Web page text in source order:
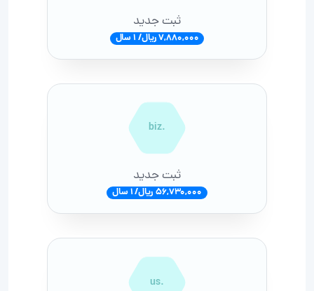
ثبت جدید
7,880,000 ریال/ 1 سال
.biz
ثبت جدید
56,730,000 ریال/ 1 سال
.us